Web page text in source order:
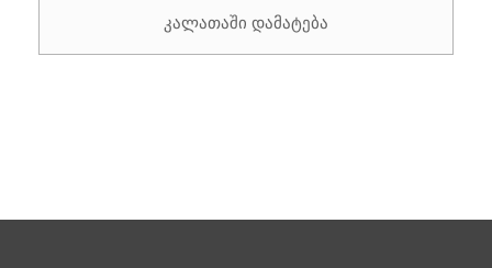
was:
კალათაში დამატება